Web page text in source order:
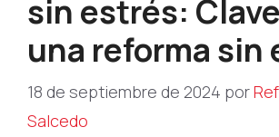
sin estrés:
una reforma sin
18 de septiembre de 2024 por
Salcedo